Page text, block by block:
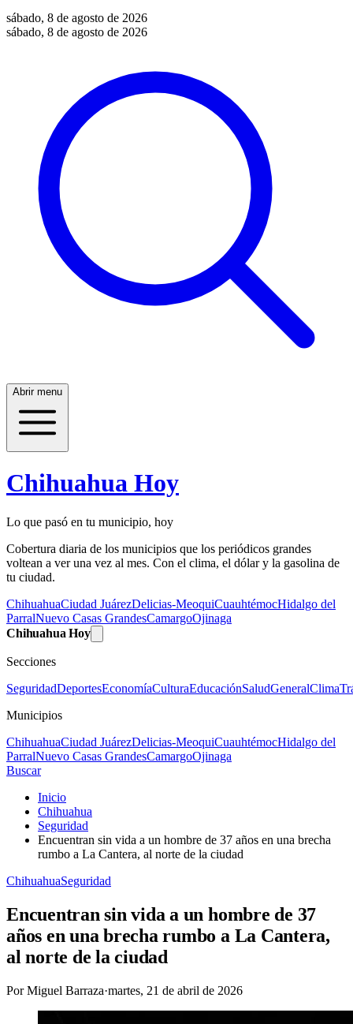
sábado, 8 de agosto de 2026
sábado, 8 de agosto de 2026
Abrir menu
Chihuahua Hoy
Lo que pasó en tu municipio, hoy
Cobertura diaria de los municipios que los periódicos grandes
voltean a ver una vez al mes. Con el clima, el dólar y la gasolina de
tu ciudad.
ChihuahuaCiudad JuárezDelicias-MeoquiCuauhtémocHidalgo del
ParralNuevo Casas GrandesCamargoOjinaga
Chihuahua Hoy
Secciones
SeguridadDeportesEconomíaCulturaEducaciónSaludGeneralClima
Municipios
ChihuahuaCiudad JuárezDelicias-MeoquiCuauhtémocHidalgo del
ParralNuevo Casas GrandesCamargoOjinaga
Buscar
Inicio
Chihuahua
Seguridad
Encuentran sin vida a un hombre de 37 años en una brecha
rumbo a La Cantera, al norte de la ciudad
ChihuahuaSeguridad
Encuentran sin vida a un hombre de 37
años en una brecha rumbo a La Cantera,
al norte de la ciudad
PorMiguel Barraza·martes, 21 de abril de 2026